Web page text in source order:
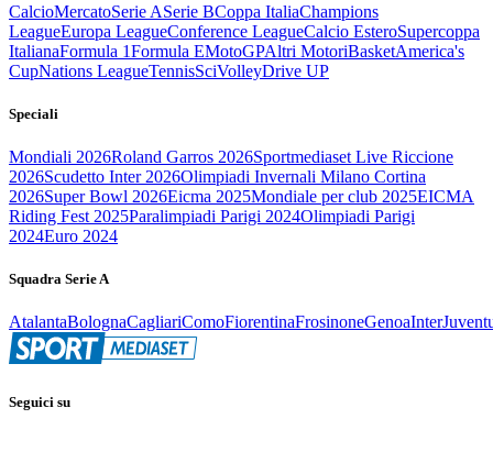
CalcioMercatoSerie ASerie BCoppa ItaliaChampions
LeagueEuropa LeagueConference LeagueCalcio EsteroSupercoppa
ItalianaFormula 1Formula EMotoGPAltri MotoriBasketAmerica's
CupNations LeagueTennisSciVolleyDrive UP
Speciali
Mondiali 2026Roland Garros 2026Sportmediaset Live Riccione
2026Scudetto Inter 2026Olimpiadi Invernali Milano Cortina
2026Super Bowl 2026Eicma 2025Mondiale per club 2025EICMA
Riding Fest 2025Paralimpiadi Parigi 2024Olimpiadi Parigi
2024Euro 2024
Squadra Serie A
AtalantaBolognaCagliariComoFiorentinaFrosinoneGenoaInter
Seguici su